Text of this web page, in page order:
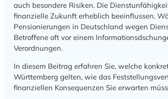
auch besondere Risiken. Die
finanzielle Zukunft erheblich beeinflussen.
Pensionierungen in Deutschland wegen
Betroffene oft vor einem
Verordnungen.
In diesem Beitrag erfahren Sie, welche
Württemberg gelten, wie das
finanziellen Konsequenzen Sie erwarten